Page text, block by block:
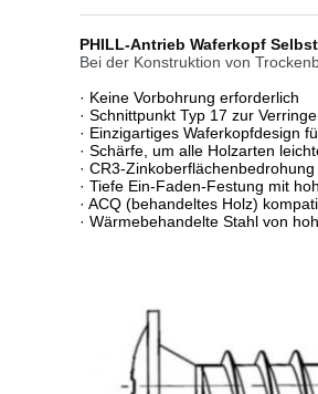
PHILL-Antrieb Waferkopf
Bei der Konstruktion von
· Keine Vorbohrung erforderlich
· Schnittpunkt Typ 17 zur
· Einzigartiges Waferkopfdesign
· Schärfe, um alle Holzarten
· CR3-
· Tiefe Ein-Faden-Festung mit
· ACQ (behandeltes Holz)
· Wärmebehandelte Stahl von